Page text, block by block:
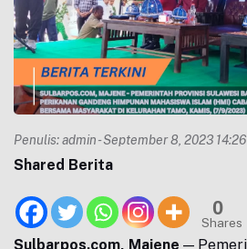
Penulis:admin- September 8, 2023 14:26
Shared Berita
0
Shares
Sulbarpos.com, Majene —